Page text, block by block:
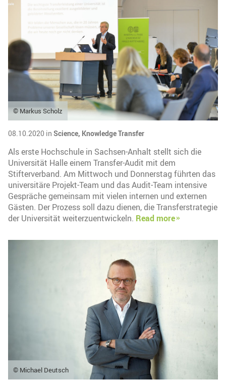
© Markus Scholz
08.10.2020 in Science, Knowledge Transfer
Als erste Hochschule in Sachsen-Anhalt stellt sich die
Universität Halle einem Transfer-Audit mit dem
Stifterverband. Am Mittwoch und Donnerstag führten das
universitäre Projekt-Team und das Audit-Team intensive
Gespräche gemeinsam mit vielen internen und externen
Gästen. Der Prozess soll dazu dienen, die Transferstrategie
der Universität weiterzuentwickeln. Read more
© Michael Deutsch